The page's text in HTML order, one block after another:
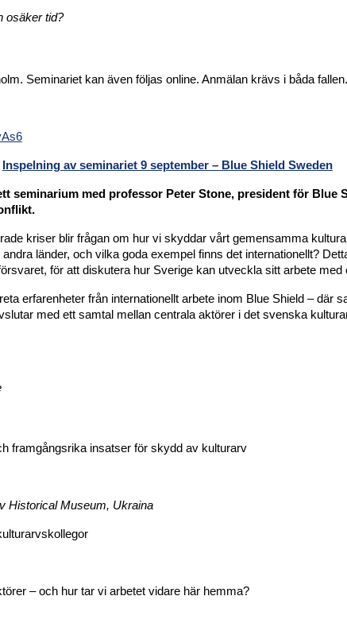
osäker tid?
Seminariet kan även följas online. Anmälan krävs i båda fallen.
Inspelning av seminariet 9 september – Blue Shield Sweden
seminarium med professor Peter Stone, president för
kriser blir frågan om hur vi skyddar vårt gemensamma
länder, och vilka goda exempel finns det internationellt?
för att diskutera hur Sverige kan utveckla sitt arbete
erfarenheter från internationellt arbete inom Blue Shield – där
med ett samtal mellan centrala aktörer i det svenska
framgångsrika insatser för skydd av kulturarv
Historical Museum, Ukraina
– och hur tar vi arbetet vidare här hemma?